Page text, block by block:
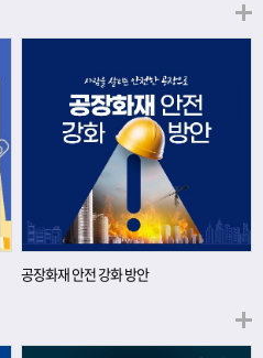
20년물 300억원입니다. 그렇다면 3월 개인
1,800억원 ④ 2,000억원 이벤트 안내 응모
기간: 2026년 3월 4일(수) ~ 3월 9일(월) 경
품: 커피쿠폰 (60명) 참여.......
공장화재 안전 강화 방안